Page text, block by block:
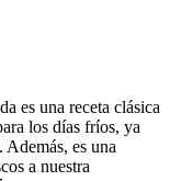
es una receta clásica
los días fríos, ya
es una
a nuestra